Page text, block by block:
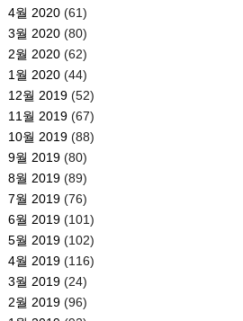
4월 2020(61)
3월 2020(80)
2월 2020(62)
1월 2020(44)
12월 2019(52)
11월 2019(67)
10월 2019(88)
9월 2019(80)
8월 2019(89)
7월 2019(76)
6월 2019(101)
5월 2019(102)
4월 2019(116)
3월 2019(24)
2월 2019(96)